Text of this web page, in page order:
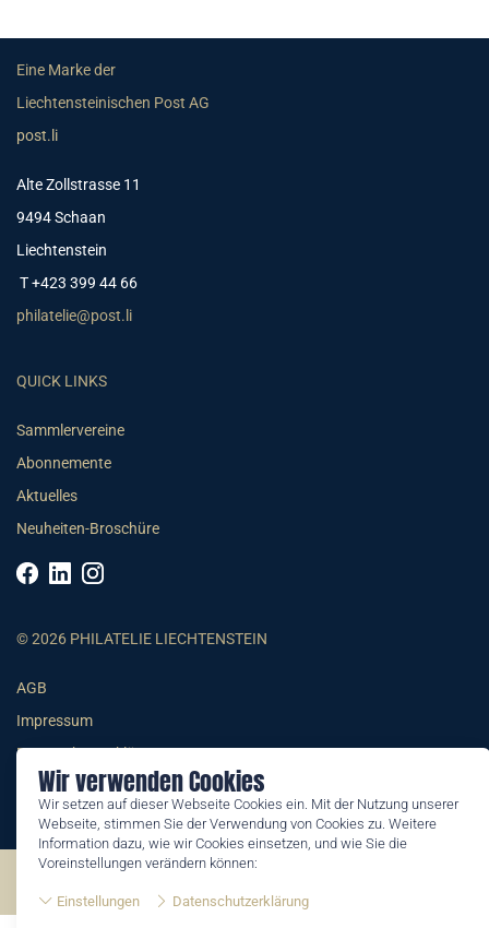
Wir verwenden Cookies
Wir setzen auf dieser Webseite Cookies ein. Mit der Nutzung unserer
Webseite, stimmen Sie der Verwendung von Cookies zu. Weitere
Information dazu, wie wir Cookies einsetzen, und wie Sie die
Voreinstellungen verändern können:
Einstellungen Datenschutzerklärung
Eine Marke der
Liechtensteinischen Post AG
post.li
Alte Zollstrasse 11
9494 Schaan
Liechtenstein
T +423 399 44 66
philatelie@post.li
QUICK LINKS
Sammlervereine
Abonnemente
Aktuelles
Neuheiten-Broschüre
© 2026 PHILATELIE LIECHTENSTEIN
AGB
Impressum
Datenschutzerklärung